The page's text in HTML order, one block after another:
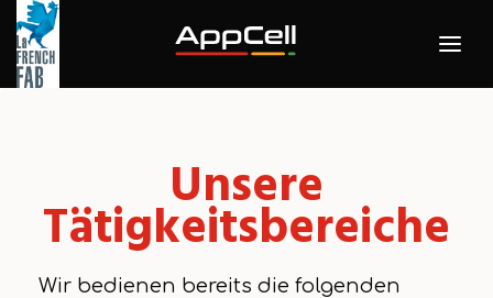
Unsere
Tätigkeitsbereiche
Wir bedienen bereits die folgenden